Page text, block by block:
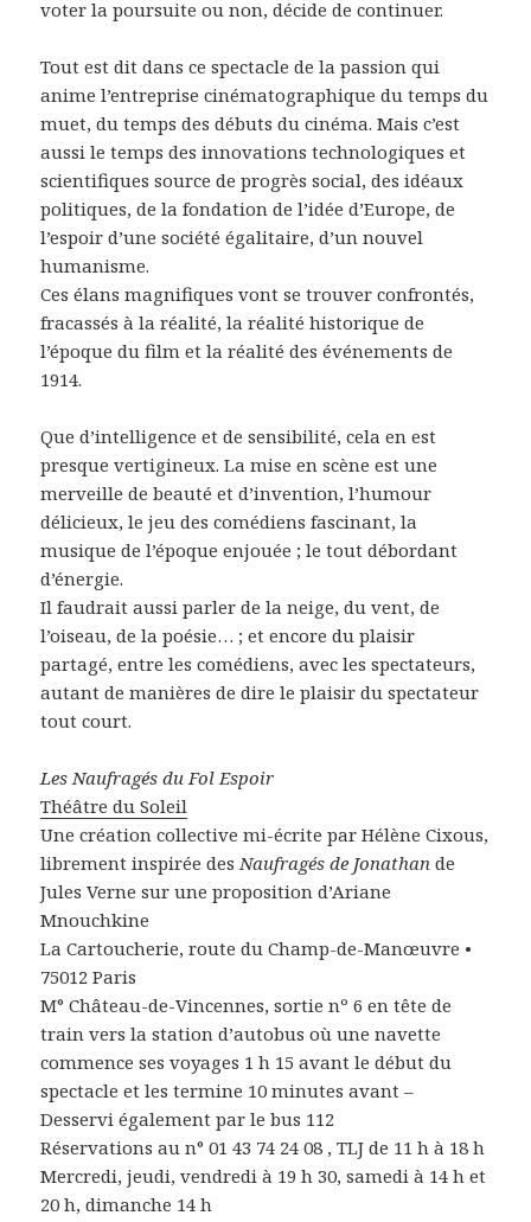
voter la poursuite ou non, décide de continuer.
Tout est dit dans ce spectacle de la passion qui
anime l’entreprise cinématographique du temps du
muet, du temps des débuts du cinéma. Mais c’est
aussi le temps des innovations technologiques et
scientifiques source de progrès social, des idéaux
politiques, de la fondation de l’idée d’Europe, de
l’espoir d’une société égalitaire, d’un nouvel
humanisme.
Ces élans magnifiques vont se trouver confrontés,
fracassés à la réalité, la réalité historique de
l’époque du film et la réalité des événements de
1914.
Que d’intelligence et de sensibilité, cela en est
presque vertigineux. La mise en scène est une
merveille de beauté et d’invention, l’humour
délicieux, le jeu des comédiens fascinant, la
musique de l’époque enjouée ; le tout débordant
d’énergie.
Il faudrait aussi parler de la neige, du vent, de
l’oiseau, de la poésie… ; et encore du plaisir
partagé, entre les comédiens, avec les spectateurs,
autant de manières de dire le plaisir du spectateur
tout court.
Les Naufragés du Fol Espoir
Théâtre du Soleil
Une création collective mi-écrite par Hélène Cixous,
librement inspirée desNaufragés de Jonathan de
Jules Verne sur une proposition d’Ariane
Mnouchkine
La Cartoucherie, route du Champ-de-Manœuvre •
75012 Paris
M° Château-de-Vincennes, sortie nº 6 en tête de
train vers la station d’autobus où une navette
commence ses voyages 1 h 15 avant le début du
spectacle et les termine 10 minutes avant –
Desservi également par le bus 112
Réservations au n° 01 43 74 24 08 , TLJ de 11 h à 18 h
Mercredi, jeudi, vendredi à 19 h 30, samedi à 14 h et
20 h, dimanche 14 h